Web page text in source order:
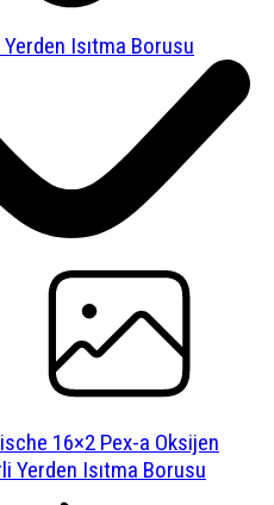
Isıtma Borusu
16×2 Pex-a Oksijen
Yerden Isıtma Borusu